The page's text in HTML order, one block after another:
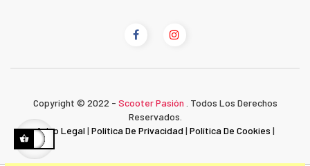
Copyright © 2022 - Scooter Pasión
. Todos Los Derechos
Reservados.
Aviso Legal| Política De Privacidad | Política De Cookies |